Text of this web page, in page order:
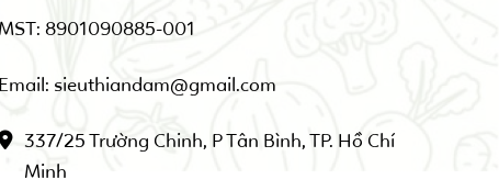
MST: 8901090885-001
Email: sieuthiandam@gmail.com
337/25 Trường Chinh, P Tân Bình, TP. Hồ Chí
Minh